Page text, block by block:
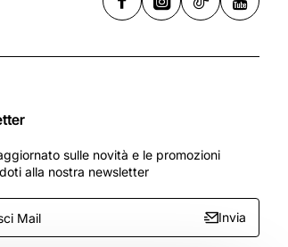
sulle novità e le promozioni
alla nostra newsletter
Invia